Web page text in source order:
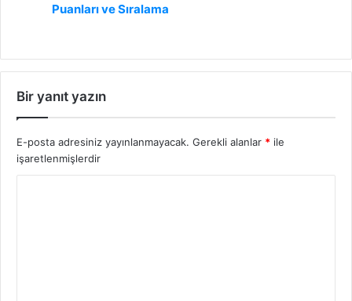
Puanları ve Sıralama
Bir yanıt yazın
E-posta adresiniz yayınlanmayacak. Gerekli alanlar * ile
işaretlenmişlerdir